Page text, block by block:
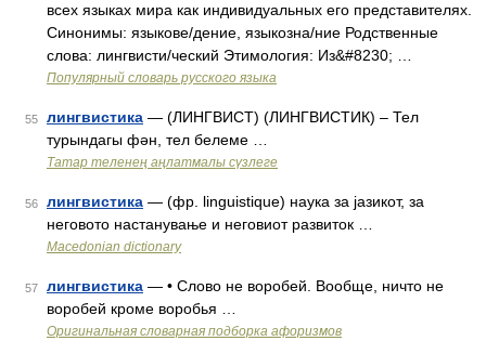
всех языках мира как индивидуальных его представителях.
Синонимы: языкове/дение, языкозна/ние Родственные
слова: лингвисти/ческий Этимология: Из&#8230; …
Популярный словарь русского языка
55 лингвистика — (ЛИНГВИСТ) (ЛИНГВИСТИК) – Тел
турындагы фән, тел белеме …
Татар теленең аңлатмалы сүзлеге
56 лингвистика — (фр. linguistique) наука за јазикот, за
неговото настанување и неговиот развиток …
Macedonian dictionary
57 лингвистика — • Слово не воробей. Вообще, ничто не
воробей кроме воробья …
Оригинальная словарная подборка афоризмов